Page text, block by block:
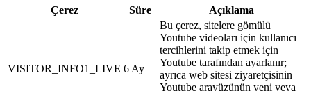
Çerez
Süre Açıklama
VISITOR_INFO1_LIVE 6 Ay
Bu çerez, sitelere gömülü
Youtube videoları için kullanıcı
tercihlerini takip etmek için
Youtube tarafından ayarlanır;
ayrıca web sitesi ziyaretçisinin
Youtube arayüzünün yeni veya